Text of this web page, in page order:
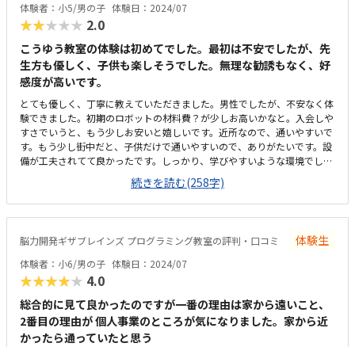
体験者：小5/男の子 体験日：2024/07
★★★★★ 2.0
こうゆう教室の体験は初めてでした。最初は不安でしたが、先
生方も優しく、子供も楽しそうでした。無理な勧誘もなく、好
感度が高いです。
とても優しく、丁寧に教えていただきました。男性でしたが、不安なく体
験できました。初期のロボットの材料費？が少しお高いかなと。入会しや
すさでいうと、もう少しお安いと嬉しいです。近所なので、通いやすいで
す。もう少し街中だと、子供だけで通いやすいので、ありがたいです。設
備が工夫されてて良かったです。しっかり、学びやすいような環境でし
た。よかったです。教材費がちょっとお高いかな。月々の方は妥当な値段
かなと思います。必要な料金だと思います。先生が優しく、楽しく学べそ
うでした。子供は楽しかったーと嬉しそうに帰ってきました。
続きを読む(258字)
脳力開発ギザブレインズ プログラミング教室の評判・口コミ 体験生
体験者：小6/男の子 体験日：2024/07
★★★★★ 4.0
総合的に見て良かったのですが一番の理由は家から遠いこと、
2番目の理由が 個人事業のところが気になりました。家から近
かったら通っていたと思う